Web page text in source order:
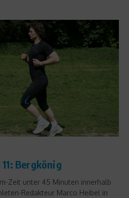
Bergkönig
Zeit unter 45 Minuten innerhalb
Redakteur Marco Heibel in